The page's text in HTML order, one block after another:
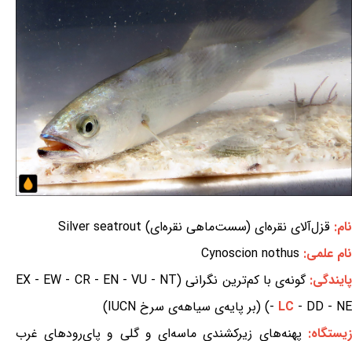
نام: قزل‌آلای نقره‌ای (سست‌ماهی نقره‌ای) Silver seatrout
نام علمی: Cynoscion nothus
پایندگی:
گونه‌ی با کم‌ترین نگرانی (EX - EW - CR - EN - VU - NT
- LC - DD - NE) (بر پایه‌ی سیاهه‌ی سرخ IUCN)
زیستگاه: پهنه‌های زیرکشندی ماسه‌ای و گلی و پای‌رودهای غرب